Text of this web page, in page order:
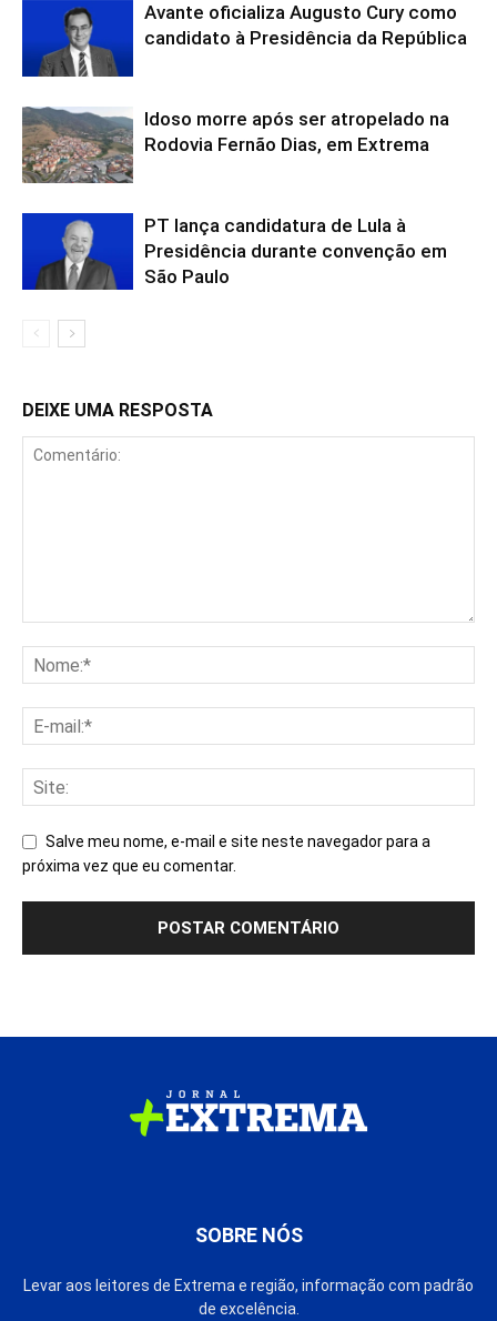
Avante oficializa Augusto Cury como
candidato à Presidência da República
Idoso morre após ser atropelado na
Rodovia Fernão Dias, em Extrema
PT lança candidatura de Lula à
Presidência durante convenção em
São Paulo
DEIXE UMA RESPOSTA
Salve meu nome, e-mail e site neste navegador para a
próxima vez que eu comentar.
SOBRE NÓS
Levar aos leitores de Extrema e região, informação com padrão
de excelência.